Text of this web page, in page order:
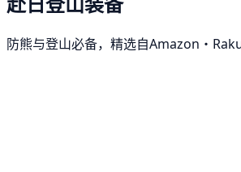
防熊与登山必备，精选自Amazon・